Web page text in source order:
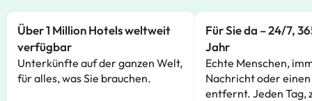
Über 1 Million Hotels weltweit
verfügbar
Unterkünfte auf der ganzen Welt,
für alles, was Sie brauchen.
Für Sie da – 24/7,
Jahr
Echte Menschen,
Nachricht oder
entfernt. Jeden Tag,